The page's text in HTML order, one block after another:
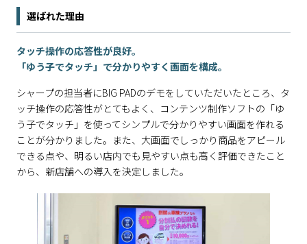
選ばれた理由
タッチ操作の応答性が良好。
「ゆう子でタッチ」で分かりやすく画面を構成。
シャープの担当者にBIG PADのデモをしていただいたところ、タ
ッチ操作の応答性がとてもよく、コンテンツ制作ソフトの「ゆ
う子でタッチ」を使ってシンプルで分かりやすい画面を作れる
ことが分かりました。また、大画面でしっかり商品をアピール
できる点や、明るい店内でも見やすい点も高く評価できたこと
から、新店舗への導入を決定しました。